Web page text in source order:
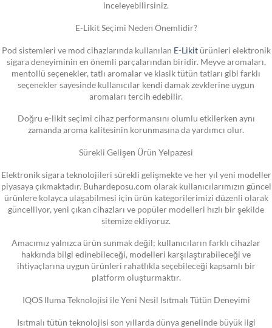
inceleyebilirsiniz.
E-Likit Seçimi Neden Önemlidir?
Pod sistemleri ve mod cihazlarında kullanılan E-Likitürünleri elektronik
sigara deneyiminin en önemli parçalarından biridir. Meyve aromaları,
mentollü seçenekler, tatlı aromalar ve klasik tütün tatları gibi farklı
seçenekler sayesinde kullanıcılar kendi damak zevklerine uygun
aromaları tercih edebilir.
Doğru e-likit seçimi cihaz performansını olumlu etkilerken aynı
zamanda aroma kalitesinin korunmasına da yardımcı olur.
Sürekli Gelişen Ürün Yelpazesi
Elektronik sigara teknolojileri sürekli gelişmekte ve her yıl yeni modeller
piyasaya çıkmaktadır. Buhardeposu.com olarak kullanıcılarımızın güncel
ürünlere kolayca ulaşabilmesi için ürün kategorilerimizi düzenli olarak
güncelliyor, yeni çıkan cihazları ve popüler modelleri hızlı bir şekilde
sitemize ekliyoruz.
Amacımız yalnızca ürün sunmak değil; kullanıcıların farklı cihazlar
hakkında bilgi edinebileceği, modelleri karşılaştırabileceği ve
ihtiyaçlarına uygun ürünleri rahatlıkla seçebileceği kapsamlı bir
platform oluşturmaktır.
IQOS Iluma Teknolojisi ile Yeni Nesil Isıtmalı Tütün Deneyimi
Isıtmalı tütün teknolojisi son yıllarda dünya genelinde büyük ilgi